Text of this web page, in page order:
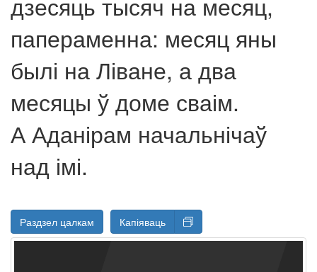
папераменна: месяц яны
былі на Ліване, а два
месяцы ў доме сваім.
А Аданірам начальнічаў
над імі.
Раздзел цалкам Капіяваць